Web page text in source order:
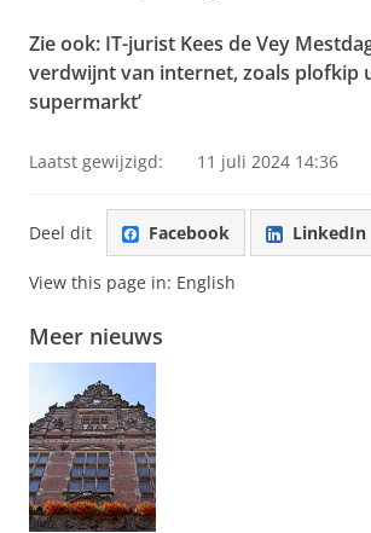
Zie ook: IT-jurist Kees de Vey
verdwijnt van internet, zoals plofkip
supermarkt’
Laatst gewijzigd: 11 juli 2024 14:36
Deel dit Facebook LinkedIn
View this page in: English
Meer nieuws